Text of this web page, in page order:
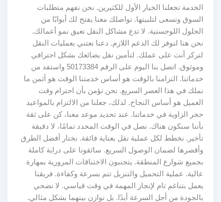
الخدمة تجعلنا الخيار الأول للكثيرين. نحن نفهم متطلبات
السوق ونسعى لتلبيتها. تواصلك معنا يفتح لك أبوابًا من
الحلول اللوجستية. لا تدع مشاكل النقل تعيق نمو أعمالك.
نحن هنا لنوفر لك الدعم اللازم. دعنا نعتني بعمليات النقل
لتركز أنت على عملك. لتأمين نقل بضائعك بشكل احترافي
وموثوق. اتصل بنا اليوم على الرقم 50173384 واستفد من
خدماتنا. التزامنا بالوقت هو أساس خدمتنا الوقت هو أثمن ما
نملك في هذا العصر السريع. نحن نؤمن بأن احترام وقت
العميل هو أساس النجاح. لذلك، جعلنا من الالتزام بالمواعيد
حجر الزاوية في خدماتنا. عند تحديد موعد معنا، كن على ثقة
بأننا سنكون هناك. نصل في الوقت المحدد تمامًا، لا دقيقة
تأخير. نخطط لكل عملية نقل بعناية فائقة. نختار أفضل الطرق
وأقصرها لضمان الوصول السريع. سائقونا على دراية كاملة
بجميع شوارع المنطقة. يتجنبون الاختناقات المرورية بمهارة
عالية. عملية التحميل والتنزيل تتم بسرعة وكفاءة. فريقنا
يعمل بتناغم تام لإنجاز المهمة في وقت قياسي. لا نضحي
بالجودة من أجل السرعة أبدًا. بل نوازن بينهما بشكل مثالي.